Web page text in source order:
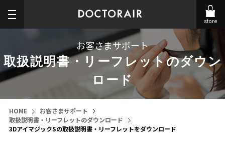
store
お客さまサポート
取扱説明書・リーフレットのダウン
ロード
HOME
お客さまサポート
取扱説明書・リーフレットのダウンロード
3DアイマジックSの取扱説明書・リーフレットをダウンロード